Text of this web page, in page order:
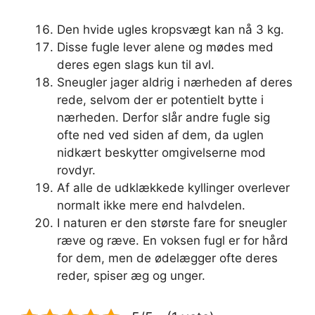
Den hvide ugles kropsvægt kan nå 3 kg.
Disse fugle lever alene og mødes med
deres egen slags kun til avl.
Sneugler jager aldrig i nærheden af ​​deres
rede, selvom der er potentielt bytte i
nærheden. Derfor slår andre fugle sig
ofte ned ved siden af ​​dem, da uglen
nidkært beskytter omgivelserne mod
rovdyr.
Af alle de udklækkede kyllinger overlever
normalt ikke mere end halvdelen.
I naturen er den største fare for sneugler
ræve og ræve. En voksen fugl er for hård
for dem, men de ødelægger ofte deres
reder, spiser æg og unger.